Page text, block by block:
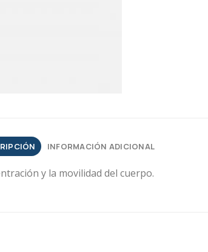
INFORMACIÓN ADICIONAL
y la movilidad del cuerpo.